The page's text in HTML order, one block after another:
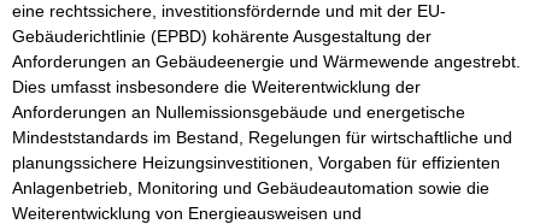
eine rechtssichere, investitionsfördernde und mit der EU-
Gebäuderichtlinie (EPBD) kohärente Ausgestaltung der
Anforderungen an Gebäudeenergie und Wärmewende angestrebt.
Dies umfasst insbesondere die Weiterentwicklung der
Anforderungen an Nullemissionsgebäude und energetische
Mindeststandards im Bestand, Regelungen für wirtschaftliche und
planungssichere Heizungsinvestitionen, Vorgaben für effizienten
Anlagenbetrieb, Monitoring und Gebäudeautomation sowie die
Weiterentwicklung von Energieausweisen und